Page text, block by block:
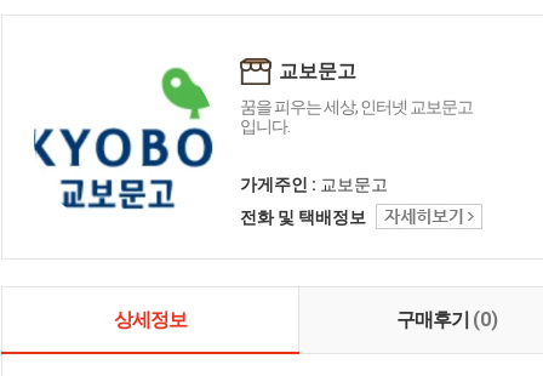
교보문고
꿈을 피우는 세상, 인터넷 교보문고
입니다.
가게주인 : 교보문고
전화 및 택배정보
상세정보 구매후기 (0)